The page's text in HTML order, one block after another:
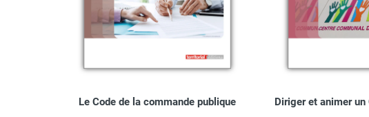
Le Code de la commande publique Diriger et animer un